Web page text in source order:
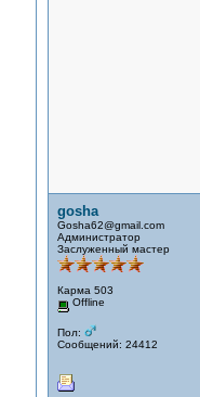
gosha
Gosha62@gmail.com
Администратор
Заслуженный мастер
Карма 503
Offline
Пол:
Сообщений: 24412